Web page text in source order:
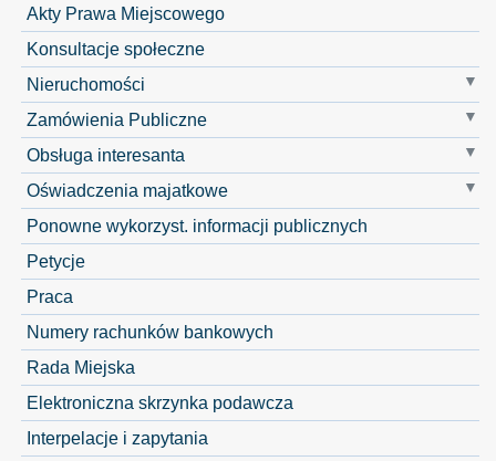
Akty Prawa Miejscowego
Konsultacje społeczne
Nieruchomości
Zamówienia Publiczne
Obsługa interesanta
Oświadczenia majatkowe
Ponowne wykorzyst. informacji publicznych
Petycje
Praca
Numery rachunków bankowych
Rada Miejska
Elektroniczna skrzynka podawcza
Interpelacje i zapytania